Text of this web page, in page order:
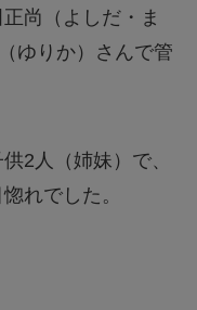
尚（よしだ・ま
ゆりか）さんで管
2人（姉妹）で、
れでした。